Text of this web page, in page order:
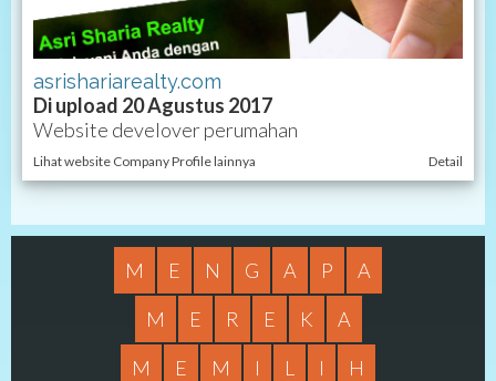
asrishariarealty.com
Di upload 20 Agustus 2017
Website develover perumahan
Lihat website Company Profile lainnya Detail
M E N G A P
A
M
E R E K
A
M
E M I L I
H